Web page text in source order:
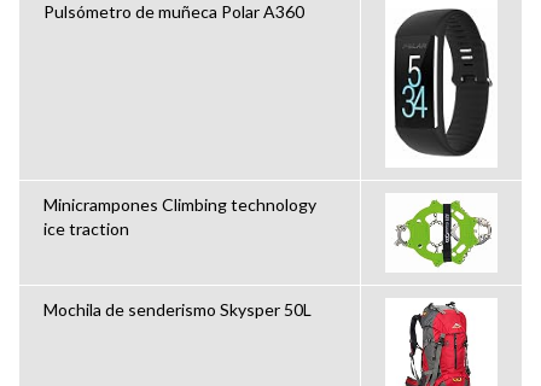
Pulsómetro de muñeca Polar A360
Minicrampones Climbing technology
ice traction
Mochila de senderismo Skysper 50L